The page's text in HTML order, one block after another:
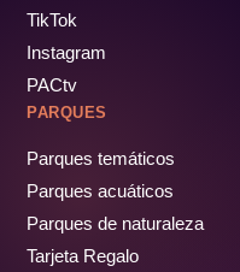
TikTok
Instagram
PACtv
PARQUES
Parques temáticos
Parques acuáticos
Parques de naturaleza
Tarjeta Regalo